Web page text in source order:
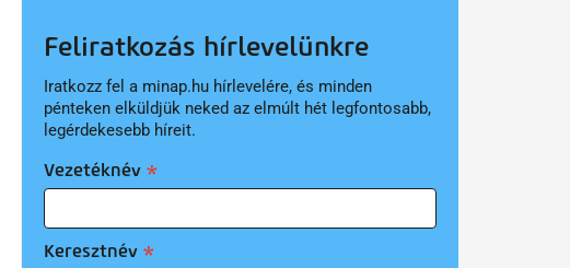
Feliratkozás hírlevelünkre
Iratkozz fel a minap.hu hírlevelére, és minden
pénteken elküldjük neked az elmúlt hét legfontosabb,
legérdekesebb híreit.
Vezetéknév
Keresztnév